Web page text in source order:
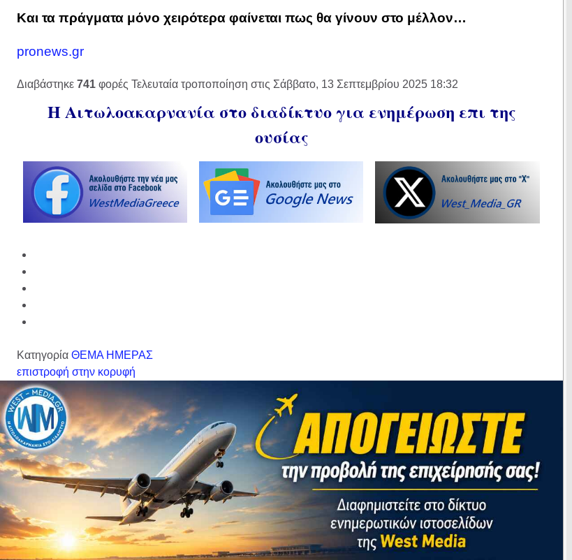
Και τα πράγματα μόνο χειρότερα φαίνεται πως θα γίνουν στο μέλλον…
pronews.gr
Διαβάστηκε 741 φορές Τελευταία τροποποίηση στις Σάββατο, 13 Σεπτεμβρίου 2025 18:32
Η Αιτωλοακαρνανία στο διαδίκτυο για ενημέρωση επι της
ουσίας
Κατηγορία ΘΕΜΑ ΗΜΕΡΑΣ
επιστροφή στην κορυφή